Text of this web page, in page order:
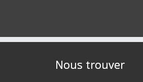
Nous trouver